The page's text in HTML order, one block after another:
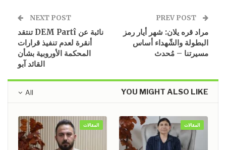
مراد قره يلان: شهر أيار رمز
البطولة والشّهداء أساس
مسيرتنا – مُحدث
NEXT POST
نائبة عن DEM Partî تنتقد
أنقرة لعدم تنفيذ قرارات
المحكمة الأوروبية بشأن
القائد آبو
All YOU MIGHT ALSO LIKE
المقالات المقالات